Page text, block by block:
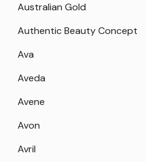
Australian Gold
Authentic Beauty Concept
Ava
Aveda
Avene
Avon
Avril